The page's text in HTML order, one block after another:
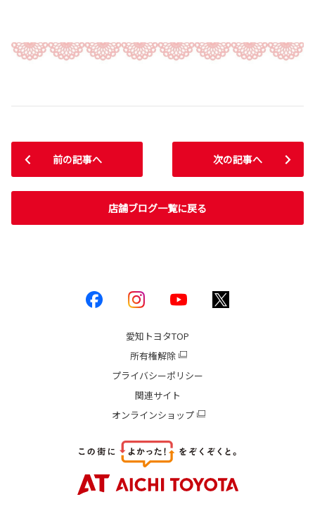
前の記事へ
店舗ブログ一覧に戻る
次の記事へ
愛知トヨタTOP
所有権解除
プライバシーポリシー
関連サイト
オンラインショップ